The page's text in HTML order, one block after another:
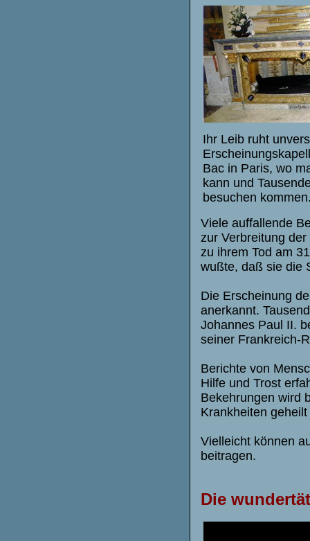
Ihr Leib ruht
Bac in Paris, wo
kann und
besuchen
Viele auffallende
zur Verbreitung
zu ihrem Tod am
wußte, daß sie die
Die Erscheinung
anerkannt.
Johannes Paul II.
seiner Frankreich-
Berichte von
Hilfe und Trost
Bekehrungen wird
Krankheiten
Vielleicht können
beitragen.
Die